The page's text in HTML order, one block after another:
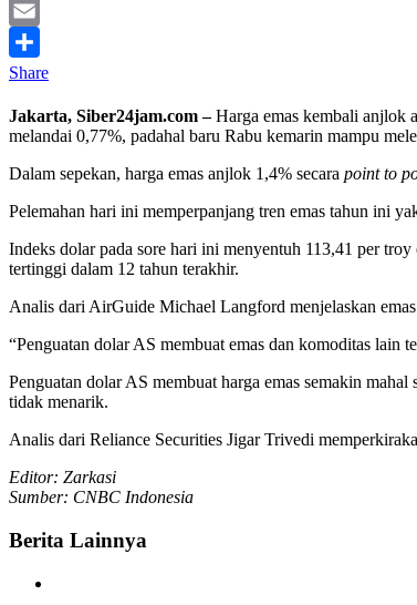
WhatsApp
Email
Share
Jakarta, Siber24jam.com –Harga emas kembali anjlok
melandai 0,77%, padahal baru Rabu kemarin mampu
Dalam sepekan, harga emas anjlok 1,4% secara point to
Pelemahan hari ini memperpanjang tren emas tahun ini
Indeks dolar pada sore hari ini menyentuh 113,41 per
tertinggi dalam 12 tahun terakhir.
Analis dari AirGuide Michael Langford menjelaskan
“Penguatan dolar AS membuat emas dan komoditas lain
Penguatan dolar AS membuat harga emas semakin
tidak menarik.
Analis dari Reliance Securities Jigar Trivedi
Editor: Zarkasi
Sumber: CNBC Indonesia
Berita Lainnya